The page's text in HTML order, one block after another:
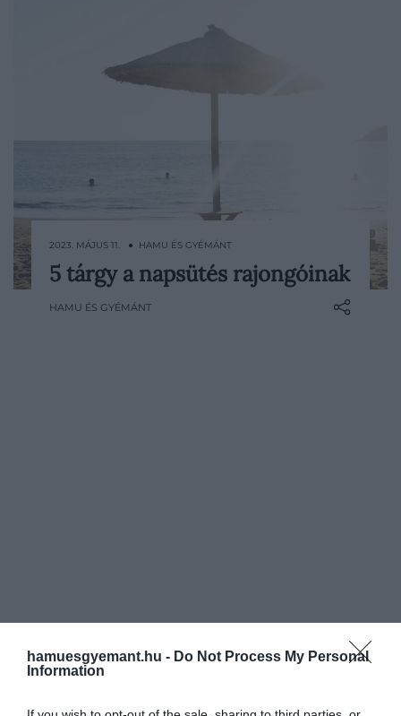
hamuesgyemant.hu - Do Not Process My Personal
Information
Az idei strand- és a fagyiszezon már
elkezdődött, pár hét múlva pedig a
2023. MÁJUS 11. ● HAMU ÉS GYÉMÁNT
5 tárgy a napsütés rajongóinak
HAMU ÉS GYÉMÁNT